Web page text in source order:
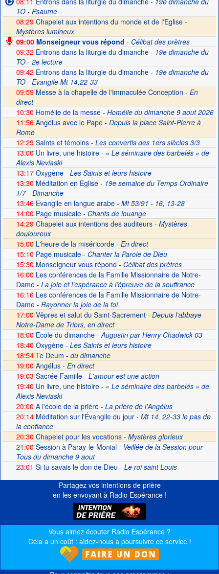
TO - Psaume
08:29 Chapelet aux intentions du monde et de l'Eglise -
Mystères lumineux
09:00Monseigneur vous répond - Célibat des prètres
09:32 Entrons dans la liturgie du dimanche- 19e dimanche du
TO - 2e lecture
09:42 Entrons dans la liturgie du dimanche- 19e dimanche du
TO - Evangile Mt 14,22-33
09:59 Messe à la chapelle de l'Immaculée Conception - En
direct
10:30 Homélie de la messe- Homélie du dimanche 9 aout 2026
11:56 Angélus avec le Pape - Depuis la place Saint-Pierre à
Rome
12:29Saints et témoins- Les convertis des 1ers siècles 3/3
13:00 Un livre, une histoire- « Le séminaire des barbelés » de
Alexis Neviaski
13:17Oxygène- Les Saints et leurs histoire
13:30 Méditation en Eglise- 19e semaine du Temps Ordinaire
1/7 - Dimanche
13:46Evangile en langue arabe- Mt 53/91 - 16, 13-28
14:00 Page musicale- Chants de louange
14:29 Chapelet aux intentions des auditeurs - Mystères
douloureux
15:00 L'heure de la miséricorde - En direct
15:10 Page musicale- Chanter la Parole de Dieu
15:30 Monseigneur vous répond - Célibat des prètres
16:00 Les conférences de la Famille Missionnaire de Notre-
Dame- La joie et l’espérance à l’épreuve de la souffrance
16:16Les conférences de la Famille Missionnaire de Notre-
Dame- Rayonner la joie de la foi
17:00 Vêpres et salut du Saint-Sacrement - Depuis l'abbaye
Notre-Dame de Triors, en direct
18:00 Ecole du dimanche- Augustin par Henry Chadwick 03
18:40 Oxygène- Les Saints et leurs histoire
18:54Te Deum - du dimanche
19:00 Angélus - En direct
19:03 Sacrée Famille- L'amour est une action
19:40 Un livre, une histoire- « Le séminaire des barbelés » de
Alexis Neviaski
20:00 A l'école de la prière- La prière de l'Angélus
20:14Méditation sur l'Évangile du jour- Mt 14, 22-33 le pas de
la confiance
20:30 Chapelet pour les vocations - Mystères glorieux
21:00 Session à Paray-le-Monial- Veillée de la Session pour
Tous du dimanche 9 aout
23:01 Si tu savais le don de Dieu - Le roi saint Louis
Partagez vos intentions de prière
en les envoyant à Radio Espérance !
Vous aimez écouter Radio Espérance ?
Cela a un coût : aidez-nous à poursuivre ce service !